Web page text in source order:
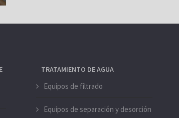
TRATAMIENTO DE AGUA
Equipos de filtrado
Equipos de separación y desorción